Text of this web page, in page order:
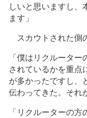
しいと思いますし、
ます」
スカウトされた側
「僕はリクルータ
されているかを重点
が多かったですし、
伝わってきた。それ
「リクルーターの